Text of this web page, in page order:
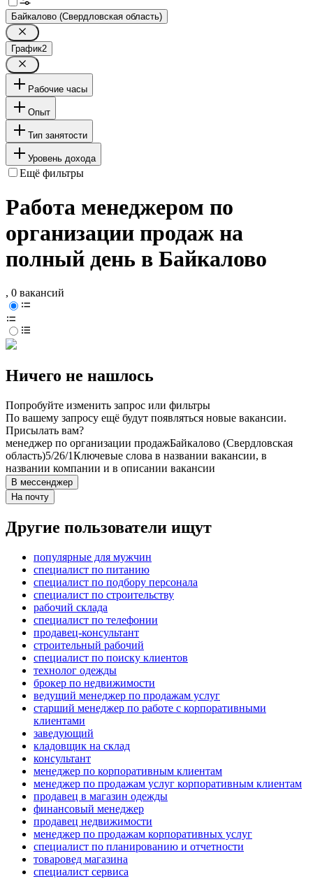
Байкалово (Свердловская область)
График2
Рабочие часы
Опыт
Тип занятости
Уровень дохода
Ещё фильтры
Работа менеджером по
организации продаж на
полный день в Байкалово
, 0 вакансий
Ничего не нашлось
Попробуйте изменить запрос или фильтры
По вашему запросу ещё будут появляться новые вакансии.
Присылать вам?
менеджер по организации продажБайкалово (Свердловская
область)5/26/1Ключевые слова в названии вакансии, в
названии компании и в описании вакансии
В мессенджер
На почту
Другие пользователи ищут
популярные для мужчин
специалист по питанию
специалист по подбору персонала
специалист по строительству
рабочий склада
специалист по телефонии
продавец-консультант
строительный рабочий
специалист по поиску клиентов
технолог одежды
брокер по недвижимости
ведущий менеджер по продажам услуг
старший менеджер по работе с корпоративными
клиентами
заведующий
кладовщик на склад
консультант
менеджер по корпоративным клиентам
менеджер по продажам услуг корпоративным клиентам
продавец в магазин одежды
финансовый менеджер
продавец недвижимости
менеджер по продажам корпоративных услуг
специалист по планированию и отчетности
товаровед магазина
специалист сервиса